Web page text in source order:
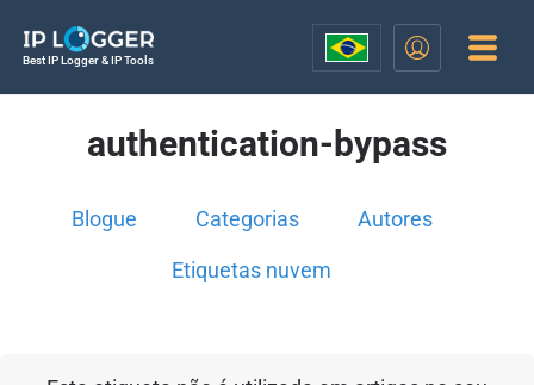
Best IP Logger & IP Tools
authentication-bypass
Blogue Categorias Autores
Etiquetas nuvem